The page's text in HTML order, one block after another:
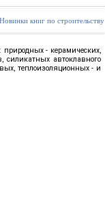
Новинки книг по строительству
- керамических,
силикатных автоклавного
теплоизоляционных - и